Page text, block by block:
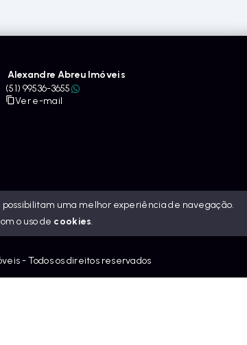
Alexandre Abreu Imóveis
(51) 99536-3655
Ver e-mail
- Todos os direitos reservados
possibilitam uma melhor experiência de navegação.
o uso de cookies.